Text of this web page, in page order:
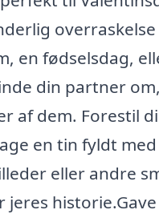
en fødselsdag,
din partner
af dem. Forestil
en tin fyldt
eller andre